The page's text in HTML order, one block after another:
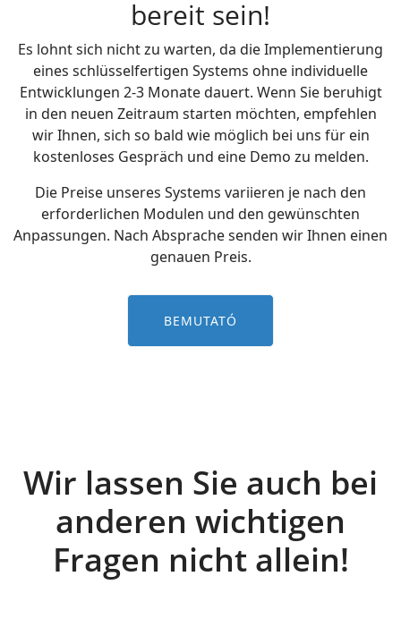
bereit sein!
Es lohnt sich nicht zu warten, da die Implementierung
eines schlüsselfertigen Systems ohne individuelle
Entwicklungen 2-3 Monate dauert. Wenn Sie beruhigt
in den neuen Zeitraum starten möchten, empfehlen
wir Ihnen, sich so bald wie möglich bei uns für ein
kostenloses Gespräch und eine Demo zu melden.
Die Preise unseres Systems variieren je nach den
erforderlichen Modulen und den gewünschten
Anpassungen. Nach Absprache senden wir Ihnen einen
genauen Preis.
BEMUTATÓ
Wir lassen Sie auch bei
anderen wichtigen
Fragen nicht allein!